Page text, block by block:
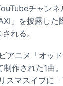
チャンネ
」を披露した
れる。
アニメ「オッ
作された1曲
スマスイブに